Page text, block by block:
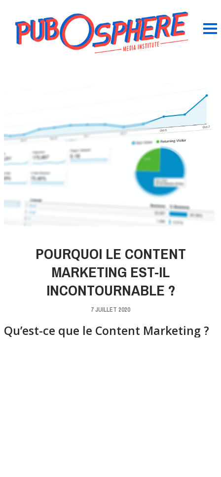
POURQUOI LE CONTENT
MARKETING EST-IL
INCONTOURNABLE ?
7 JUILLET 2020
Qu’est-ce que le Content Marketing ?